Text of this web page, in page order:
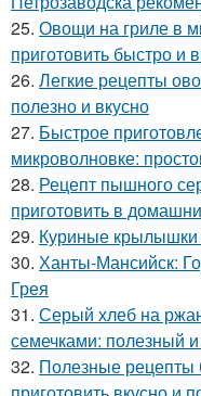
25. Овощи на гриле в
приготовить быстро и
26. Легкие рецепты
полезно и вкусно
27. Быстрое
микроволновке:
28. Рецепт пышного
приготовить в
29. Куриные крылышки
30. Ханты-Мансийск:
Грея
31. Серый хлеб на
семечками: полезный
32. Полезные рецепты